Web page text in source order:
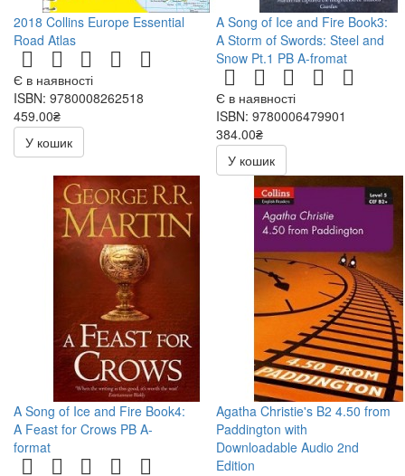
2018 Collins Europe Essential
Road Atlas
Є в наявності
ISBN: 9780008262518
459.00₴
540.00₴
У кошик
A Song of Ice and Fire Book3:
A Storm of Swords: Steel and
Snow Pt.1 PB A-fromat
Є в наявності
ISBN: 9780006479901
384.00₴
У кошик
A Song of Ice and Fire Book4:
A Feast for Crows PB A-
format
Agatha Christie's B2 4.50 from
Paddington with
Downloadable Audio 2nd
Edition